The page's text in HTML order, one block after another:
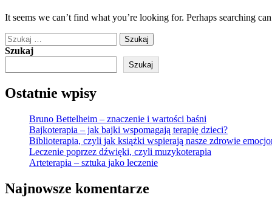
It seems we can’t find what you’re looking for. Perhaps searching
Szukaj:
Szukaj
Szukaj
Ostatnie wpisy
Bruno Bettelheim – znaczenie i wartości baśni
Bajkoterapia – jak bajki wspomagają terapię dzieci?
Biblioterapia, czyli jak książki wspierają nasze zdrowie
Leczenie poprzez dźwięki, czyli muzykoterapia
Arteterapia – sztuka jako leczenie
Najnowsze komentarze